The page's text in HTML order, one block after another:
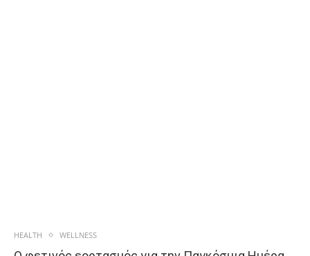
HEALTH WELLNESS